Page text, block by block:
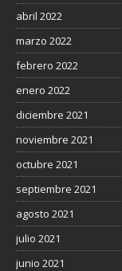
abril 2022
marzo 2022
febrero 2022
enero 2022
diciembre 2021
noviembre 2021
octubre 2021
septiembre 2021
agosto 2021
julio 2021
junio 2021